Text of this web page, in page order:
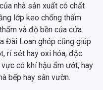
nhà sản xuất có chất
lớp keo chống thấm
và độ bền của cửa.
Đài Loan ghép cũng giúp
rỉ sét hay oxi hóa, đặc
có khí hậu ẩm ướt, hay
bếp hay sân vườn.